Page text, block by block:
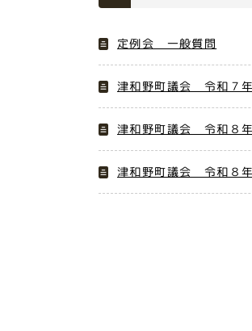
定例会 一般質問
津和野町議会 令和７
津和野町議会 令和８
津和野町議会 令和８